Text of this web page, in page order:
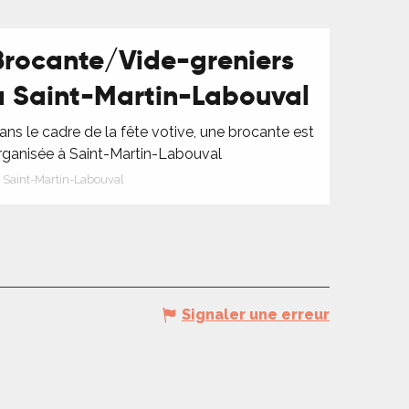
Vide-greniers
Saint-Martin-Labouval
le cadre de la fête votive, une brocante est
à Saint-Martin-Labouval
Saint-Martin-Labouval
Signaler une erreur